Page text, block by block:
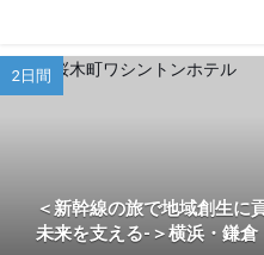
2日間
＜新幹線の旅で地域創生に
未来を支える-＞横浜・鎌